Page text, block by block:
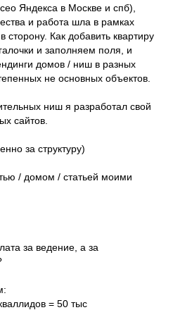
Яндекса в Москве и спб),
и работа шла в рамках
сторону. Как добавить квартиру
и заполняем поля, и
домов / ниш в разных
не основных объектов.
ниш я разработал свой
сайтов.
за структуру)
/ домом / статьей моими
за ведение, а за
= 50 тыс